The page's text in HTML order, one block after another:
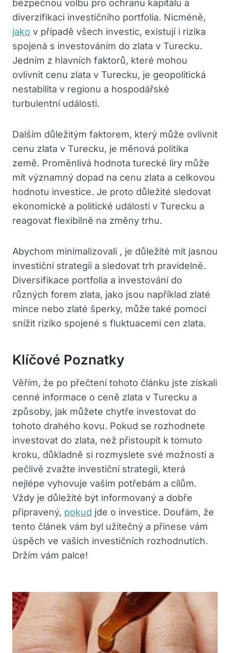
bezpečnou volbu pro ochranu kapitálu a
diverzifikaci investičního portfolia. Nicméně,
jako v případě všech investic, existují i rizika
spojená s investováním do zlata v Turecku.
Jedním z hlavních faktorů, které mohou
ovlivnit cenu zlata v Turecku, je geopolitická
nestabilita v regionu a hospodářské
turbulentní události.
Dalším důležitým faktorem, který může ovlivnit
cenu zlata v Turecku, je měnová politika
země. Proměnlivá hodnota turecké liry může
mít významný dopad na cenu zlata a celkovou
hodnotu investice. Je proto důležité sledovat
ekonomické a politické události v Turecku a
reagovat flexibilně na změny trhu.
Abychom minimalizovali , je důležité mít jasnou
investiční strategii a sledovat trh pravidelně.
Diversifikace portfolia a investování do
různých forem zlata, jako jsou například zlaté
mince nebo zlaté šperky, může také pomoci
snížit riziko spojené s fluktuacemi cen zlata.
Klíčové Poznatky
Věřím, že po přečtení tohoto článku jste získali
cenné informace o ceně zlata v Turecku a
způsoby, jak můžete chytře investovat do
tohoto drahého kovu. Pokud se rozhodnete
investovat do zlata, než přistoupit k tomuto
kroku, důkladně si rozmyslete své možnosti a
pečlivě zvažte investiční strategii, která
nejlépe vyhovuje vašim potřebám a cílům.
Vždy je důležité být informovaný a dobře
připravený, pokud jde o investice. Doufám, že
tento článek vám byl užitečný a přinese vám
úspěch ve vašich investičních rozhodnutích.
Držím vám palce!